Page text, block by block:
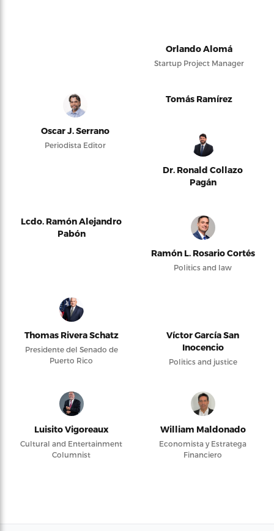
Orlando Alomá
Startup Project Manager
Oscar J. Serrano
Periodista Editor
Tomás Ramírez
Dr. Ronald Collazo
Pagán
Lcdo. Ramón Alejandro
Pabón
Ramón L. Rosario Cortés
Politics and law
Thomas Rivera Schatz
Presidente del Senado de
Puerto Rico
Víctor García San
Inocencio
Politics and justice
Luisito Vigoreaux
Cultural and Entertainment
Columnist
William Maldonado
Economista y Estratega
Financiero